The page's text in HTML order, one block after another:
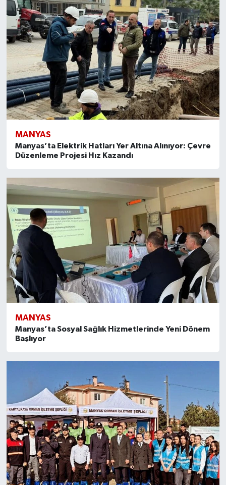
MANYAS
Manyas’ta Elektrik Hatları Yer Altına Alınıyor: Çevre
Düzenleme Projesi Hız Kazandı
MANYAS
Manyas’ta Sosyal Sağlık Hizmetlerinde Yeni Dönem
Başlıyor